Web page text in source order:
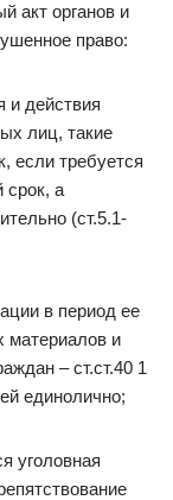
акт органов и
право:
действия
лиц, такие
если требуется
срок, а
(ст.5.1-
в период ее
материалов и
– ст.ст.40 1
единолично;
уголовная